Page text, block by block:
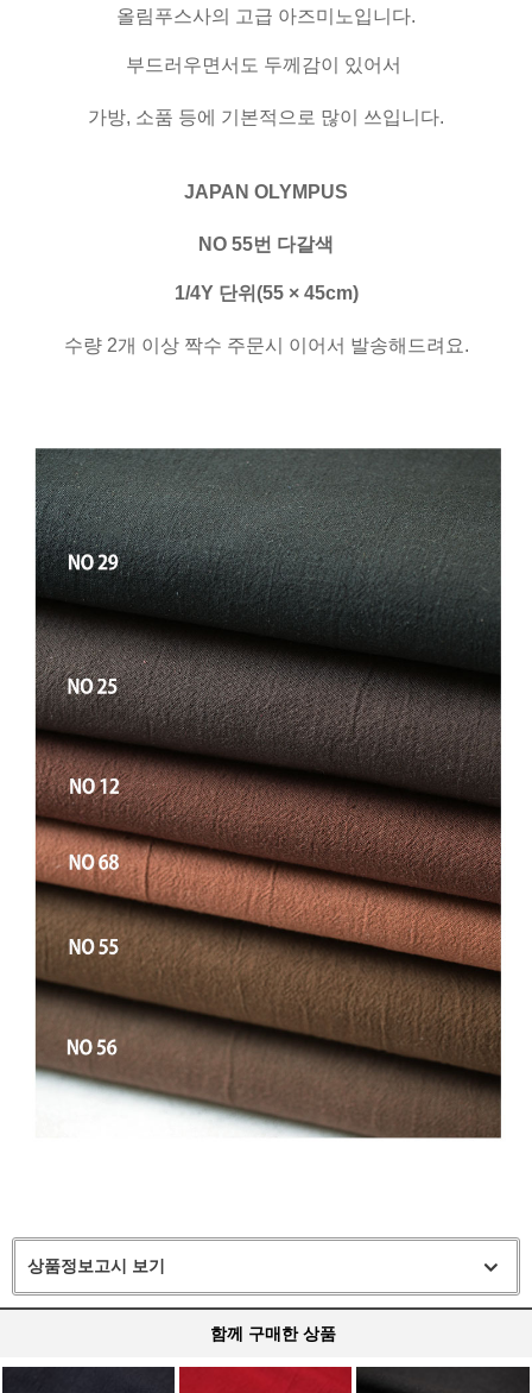
올림푸스사의 고급 아즈미노입니다.
부드러우면서도 두께감이 있어서
가방, 소품 등에 기본적으로 많이 쓰입니다.
JAPAN OLYMPUS
NO 55번 다갈색
1/4Y 단위(55 × 45cm)
수량 2개 이상 짝수 주문시 이어서 발송해드려요.
상품정보고시 보기
함께 구매한 상품